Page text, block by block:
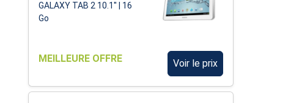
GALAXY TAB 2 10.1'' | 16
Go
MEILLEURE OFFRE Voir le prix